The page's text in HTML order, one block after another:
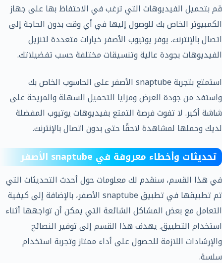
قم بتحميل الفيديوهات التي ترغب في الاحتفاظ بها على جهاز
الكمبيوتر الخاص بك للوصول إليها في أي وقت بدون الحاجة إلى
اتصال بالإنترنت. يوفر يوتيوب الأصفر خيارات متعددة لتنزيل
الفيديوهات بجودة عالية وتنسيقات مختلفة حسب تفضيلاتك.
استمتع بتجربة snaptube الأصفر على الحاسوب الخاص بك
واستفد من جودة العرض ومزايا التحميل السهلة والمريحة على
شاشة أكبر. لا تفوت فرصة التمتع بفيديوهات يوتيوب المفضلة
لديك وحملها لمشاهدة لاحقًا حتى بدون اتصال بالإنترنت.
تحديثات وأخطاء معروفة في snaptube الأصفر
في هذا القسم، سنقدم لك معلومات حول أحدث التحديثات التي
تم تطبيقها في تطبيق snaptube الأصفر، بالإضافة إلى كيفية
التعامل مع بعض المشاكل الشائعة التي يمكن أن تواجهها أثناء
استخدام التطبيق. يهدف هذا القسم إلى توفير النصائح
والإرشادات اللازمة للحصول على أداء ممتاز وتجربة استخدام
سلسة.